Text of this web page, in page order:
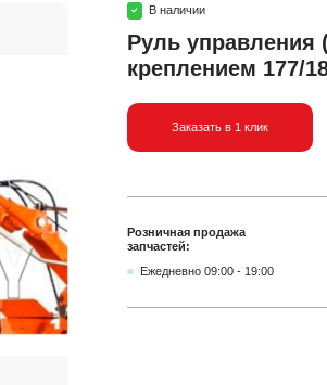
В наличии
Руль управления
креплением 177/
Заказать в 1 клик
Розничная продажа
запчастей:
Ежедневно 09:00 - 19:00